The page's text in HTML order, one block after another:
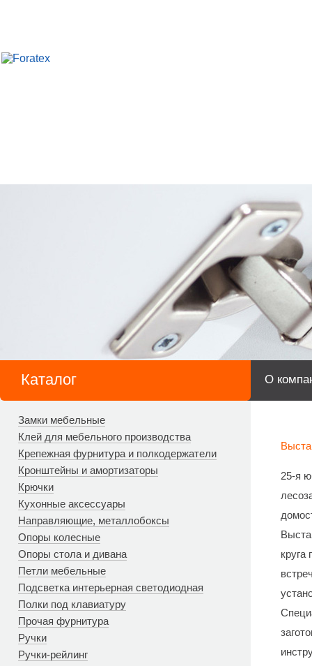
Каталог О
Замки мебельные
Клей для мебельного производства
Крепежная фурнитура и полкодержатели
Кронштейны и амортизаторы
Крючки
Кухонные аксессуары
Направляющие, металлобоксы
Опоры колесные
Опоры стола и дивана
Петли мебельные
Подсветка интерьерная светодиодная
Полки под клавиатуру
Прочая фурнитура
Ручки
Ручки-рейлинг
25-я
круга